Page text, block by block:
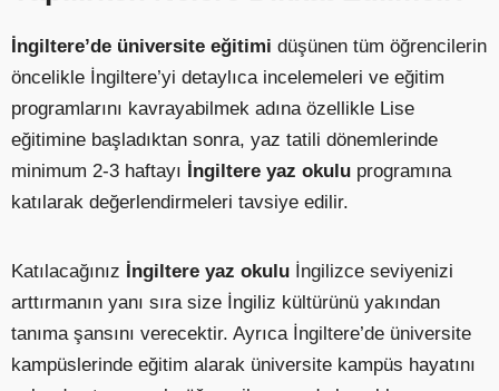
İngiltere’de üniversite eğitimi düşünen tüm öğrencilerin
öncelikle İngiltere’yi detaylıca incelemeleri ve eğitim
programlarını kavrayabilmek adına özellikle Lise
eğitimine başladıktan sonra, yaz tatili dönemlerinde
minimum 2-3 haftayı İngiltere yaz okulu programına
katılarak değerlendirmeleri tavsiye edilir.
Katılacağınız İngiltere yaz okulu İngilizce seviyenizi
arttırmanın yanı sıra size İngiliz kültürünü yakından
tanıma şansını verecektir. Ayrıca İngiltere’de üniversite
kampüslerinde eğitim alarak üniversite kampüs hayatını